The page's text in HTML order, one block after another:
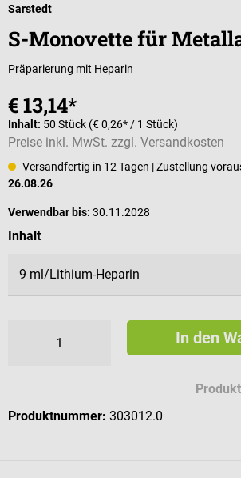
Sarstedt
S-Monovette für
Präparierung mit Heparin
€ 13,14*
Inhalt: 50 Stück (€ 0,26* / 1 Stück)
Preise inkl. MwSt. zzgl. Versandkosten
Versandfertig in 12 Tagen | Zustellung
26.08.26
Verwendbar bis: 30.11.2028
Inhaltauswählen
In den
Produktnummer: 303012.0